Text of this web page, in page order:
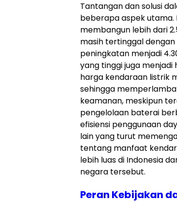
Tantangan dan solusi
beberapa aspek utama.
membangun lebih dari
masih tertinggal dengan
peningkatan menjadi
yang tinggi juga
harga kendaraan listrik
sehingga
keamanan, meskipun
pengelolaan baterai
efisiensi penggunaan
lain yang turut
tentang manfaat
lebih luas di Indonesia
negara tersebut.
Peran Kebijakan